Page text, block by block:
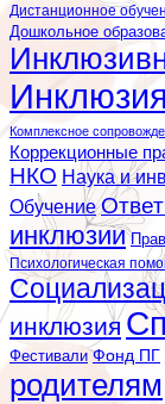
Дистанционное
Дошкольное
Инклюзия
Комплексное
Коррекционные
НКО Наука и
Обучение
инклюзии
Психологическая
инклюзия
Фестивали Фонд ПГ
родителям